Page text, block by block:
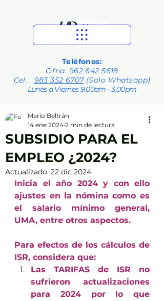
Teléfonos:
Ofna. 962 642 5618
Cel. 983 352 6707(Solo Whatsapp)
Lunes a Viernes 9.00am - 3.00pm
SUBSIDIO PARA EL
EMPLEO ¿2024?
Mario Beltrán
14 ene 2024 2 min de lectura
Actualizado: 22 dic 2024
Inicia el año 2024 y con ello
ajustes en la nómina como es
el salario mínimo general,
UMA, entre otros aspectos.
Para efectos de los cálculos de
ISR, considera que:
Las TARIFAS de ISR no
sufrieron actualizaciones
para 2024 por lo que